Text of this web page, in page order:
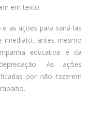
em texto.
as ações para saná-las
imediato, antes mesmo
educativa e da
As ações
por não fazerem